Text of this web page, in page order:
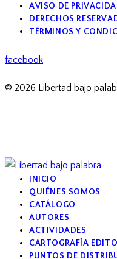
AVISO DE
DERECHOS
TÉRMINOS Y
facebook
© 2026 Libertad bajo
INICIO
QUIÉNES SOMOS
CATÁLOGO
AUTORES
ACTIVIDADES
CARTOGRAFÍA
PUNTOS DE